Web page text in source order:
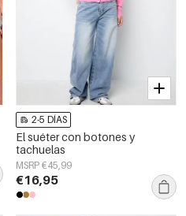
2-5 DÍAS
El suéter con botones y
tachuelas
MSRP €45,99
€16,95